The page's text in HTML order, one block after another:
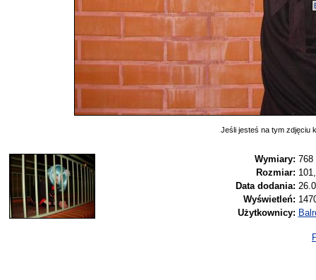
Jeśli jesteś na tym zdjęciu
Wymiary: 768
Rozmiar:
Data dodania:
Wyświetleń:
Użytkownicy: